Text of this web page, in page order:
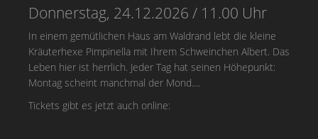
Donnerstag, 24.12.2026 / 11.00 Uhr
In einem gemütlichen Haus am Waldrand lebt die kleine
Kräuterhexe Pimpinella mit Ihrem Schweinchen Albert. Das
Leben hier ist herrlich. Jeder Tag hat seinen Höhepunkt:
Montag scheint manchmal der Mond....
Tickets gibt es jetzt auch online: